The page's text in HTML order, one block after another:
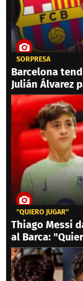
SORPRESA
Barcelona
Julián Álvarez
"QUIERO JUGAR"
Thiago Messi
al Barca: